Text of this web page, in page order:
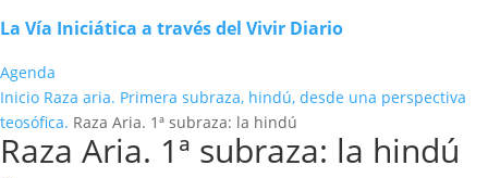
La Vía Iniciática a través del Vivir Diario
Agenda
Inicio Raza aria. Primera subraza, hindú, desde una perspectiva
teosófica. Raza Aria. 1ª subraza: la hindú
Raza Aria. 1ª subraza: la hindú